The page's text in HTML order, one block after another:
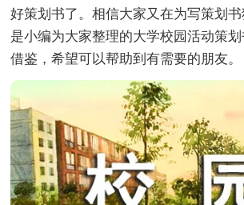
好策划书了。相信大家又在为写策划
是小编为大家整理的大学校园活动策
借鉴，希望可以帮助到有需要的朋友。